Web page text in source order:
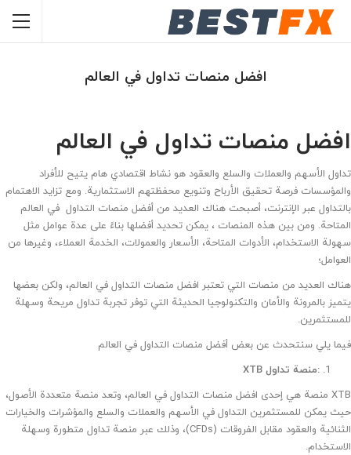
افضل منصات تداول في العالم
افضل منصات تداول في العالم
تداول الأسهم والعملات والسلع والعقود هو نشاط اقتصادي هام يتيح للأفراد
والمؤسسات فرصة تحقيق الأرباح وتنويع محفظتهم الاستثمارية. ومع تزايد الاهتمام
بالتداول عبر الإنترنت، أصبحت هناك العديد من أفضل منصات التداول في العالم
المتاحة. ومن بين هذه المنصات ، يمكن تحديد أفضلها بناءً على عدة عوامل مثل
سهولة الاستخدام، الأدوات المتاحة، الأسعار والعمولات، الخدمة العملاء، وغيرها من
العوامل؛
هناك العديد من منصات التي تعتبر افضل منصات التداول في العالم، ولكن بعضها
يتميز بالمرونة والأمان والتكنولوجيا الحديثة التي توفر تجربة تداول مريحة وسهلة
للمستثمرين.
فيما يلي سنتحدث عن بعض أفضل منصات التداول في العالم
:منصة تداول XTB
XTB منصة هي إحدى افضل منصات التداول في العالم، وتعد منصة متعددة الأصول،
حيث يمكن للمستثمرين التداول في الأسهم والعملات والسلع والمؤشرات والخيارات
الثنائية والعقود مقابل الفروقات (CFDs)، وذلك عبر منصة تداول متطورة وسهلة
الاستخدام.